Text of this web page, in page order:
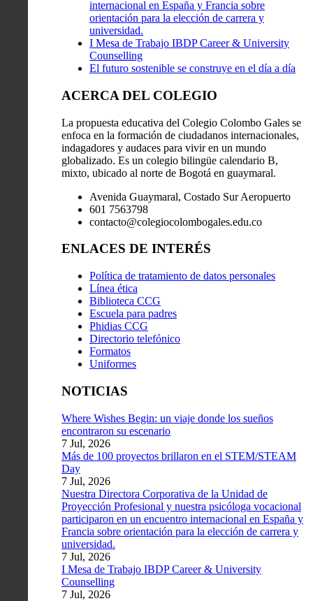
internacional en España y Francia sobre
orientación para la elección de carrera y
universidad.
I Mesa de Trabajo IBDP Career & University
Counselling
El futuro sostenible se construye en el día a día
ACERCA DEL COLEGIO
La propuesta educativa del Colegio Colombo Gales se
enfoca en la formación de ciudadanos internacionales,
indagadores y audaces para vivir en un mundo
globalizado. Es un colegio bilingüe calendario B,
mixto, ubicado al norte de Bogotá en guaymaral.
Avenida Guaymaral, Costado Sur Aeropuerto
601 7563798
contacto@colegiocolombogales.edu.co
ENLACES DE INTERÉS
Política de tratamiento de datos personales
Línea ética
Biblioteca CCG
Escuela para padres
Phidias CCG
Directorio telefónico
Formatos
Uniformes
NOTICIAS
Where Wishes Begin: un viaje donde los sueños
encontraron su escenario
7 Jul, 2026
Más de 100 proyectos brillaron en el STEM/STEAM
Day
7 Jul, 2026
Nuestra Directora Corporativa de la Unidad de
Proyección Profesional y nuestra psicóloga vocacional
participaron en un encuentro internacional en España y
Francia sobre orientación para la elección de carrera y
universidad.
7 Jul, 2026
I Mesa de Trabajo IBDP Career & University
Counselling
7 Jul, 2026